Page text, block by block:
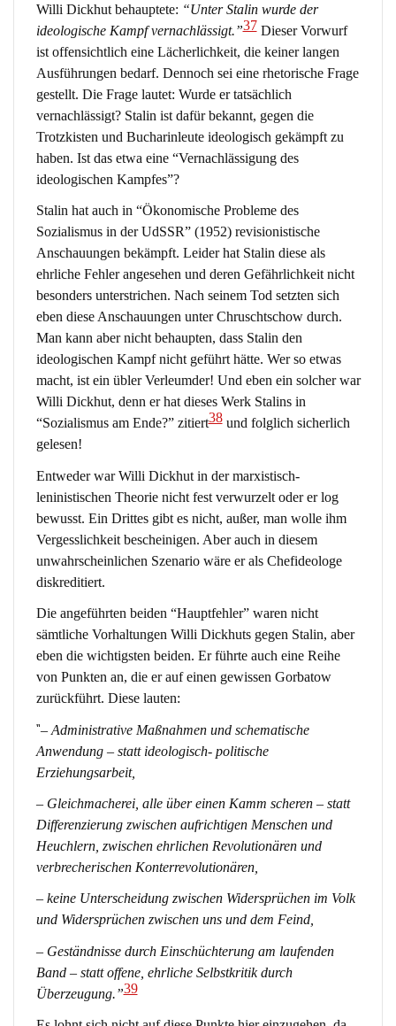
Willi Dickhut behauptete: “Unter Stalin wurde der
ideologische Kampf vernachlässigt.”37Dieser Vorwurf
ist offensichtlich eine Lächerlichkeit, die keiner langen
Ausführungen bedarf. Dennoch sei eine rhetorische Frage
gestellt. Die Frage lautet: Wurde er tatsächlich
vernachlässigt? Stalin ist dafür bekannt, gegen die
Trotzkisten und Bucharinleute ideologisch gekämpft zu
haben. Ist das etwa eine “Vernachlässigung des
ideologischen Kampfes”?
Stalin hat auch in “Ökonomische Probleme des
Sozialismus in der UdSSR” (1952) revisionistische
Anschauungen bekämpft. Leider hat Stalin diese als
ehrliche Fehler angesehen und deren Gefährlichkeit nicht
besonders unterstrichen. Nach seinem Tod setzten sich
eben diese Anschauungen unter Chruschtschow durch.
Man kann aber nicht behaupten, dass Stalin den
ideologischen Kampf nicht geführt hätte. Wer so etwas
macht, ist ein übler Verleumder! Und eben ein solcher war
Willi Dickhut, denn er hat dieses Werk Stalins in
“Sozialismus am Ende?” zitiert38und folglich sicherlich
gelesen!
Entweder war Willi Dickhut in der marxistisch-
leninistischen Theorie nicht fest verwurzelt oder er log
bewusst. Ein Drittes gibt es nicht, außer, man wolle ihm
Vergesslichkeit bescheinigen. Aber auch in diesem
unwahrscheinlichen Szenario wäre er als Chefideologe
diskreditiert.
Die angeführten beiden “Hauptfehler” waren nicht
sämtliche Vorhaltungen Willi Dickhuts gegen Stalin, aber
eben die wichtigsten beiden. Er führte auch eine Reihe
von Punkten an, die er auf einen gewissen Gorbatow
zurückführt. Diese lauten:
“– Administrative Maßnahmen und schematische
Anwendung – statt ideologisch- politische
Erziehungsarbeit,
– Gleichmacherei, alle über einen Kamm scheren – statt
Differenzierung zwischen aufrichtigen Menschen und
Heuchlern, zwischen ehrlichen Revolutionären und
verbrecherischen Konterrevolutionären,
– keine Unterscheidung zwischen Widersprüchen im Volk
und Widersprüchen zwischen uns und dem Feind,
– Geständnisse durch Einschüchterung am laufenden
Band – statt offene, ehrliche Selbstkritik durch
Überzeugung.”39